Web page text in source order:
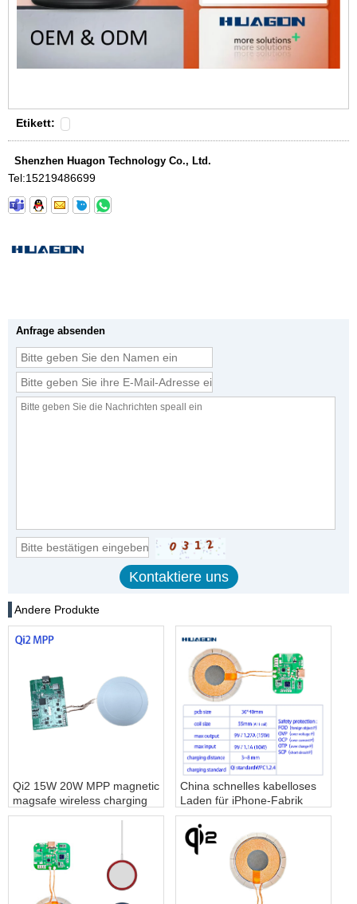
Etikett:
Shenzhen Huagon Technology Co., Ltd.
Tel:15219486699
Anfrage absenden
Andere Produkte
Qi2 15W 20W MPP magnetic
magsafe wireless charging
module magnet fast wireless
kdbcp1
China schnelles kabelloses
Laden für iPhone-Fabrik
zum kabellosen Laden